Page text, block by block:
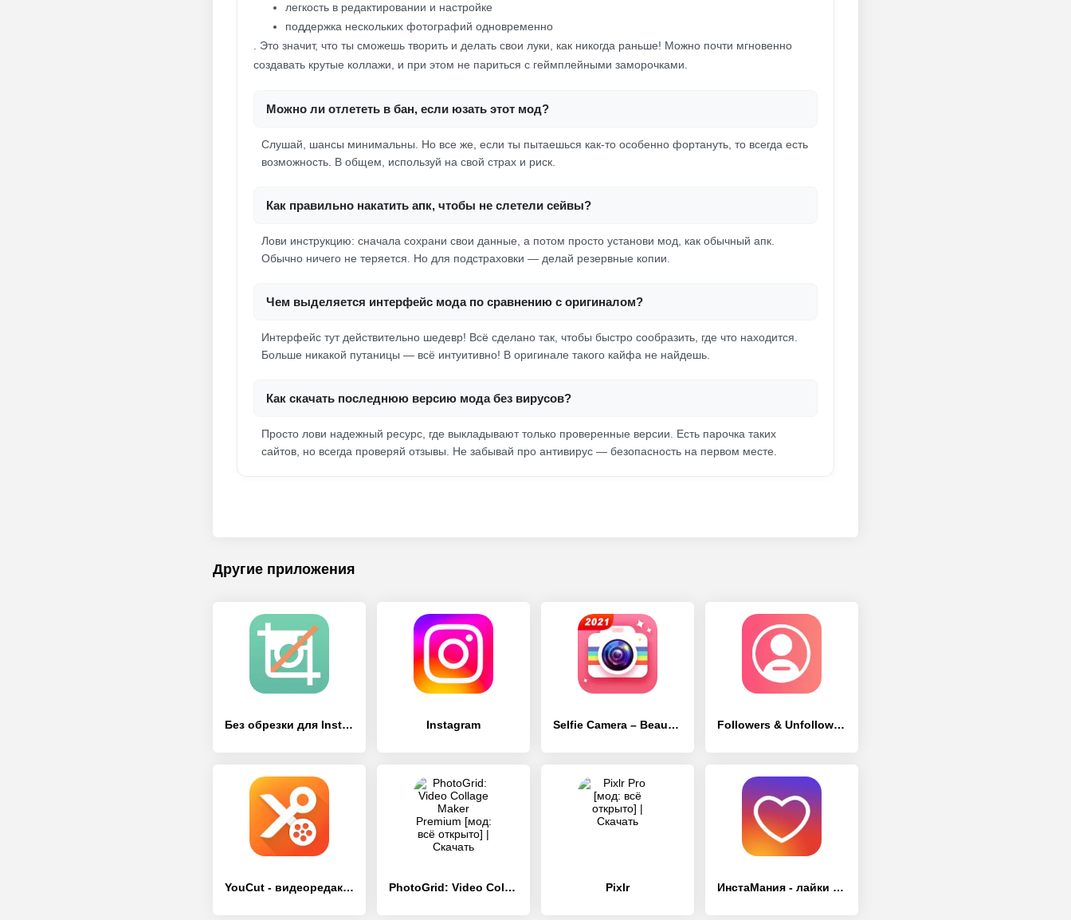
легкость в редактировании и настройке
поддержка нескольких фотографий одновременно
. Это значит, что ты сможешь творить и делать свои луки, как никогда раньше! Можно почти мгновенно
создавать крутые коллажи, и при этом не париться с геймплейными заморочками.
Можно ли отлететь в бан, если юзать этот мод?
Слушай, шансы минимальны. Но все же, если ты пытаешься как-то особенно фортануть, то всегда есть
возможность. В общем, используй на свой страх и риск.
Как правильно накатить апк, чтобы не слетели сейвы?
Лови инструкцию: сначала сохрани свои данные, а потом просто установи мод, как обычный апк.
Обычно ничего не теряется. Но для подстраховки — делай резервные копии.
Чем выделяется интерфейс мода по сравнению с оригиналом?
Интерфейс тут действительно шедевр! Всё сделано так, чтобы быстро сообразить, где что находится.
Больше никакой путаницы — всё интуитивно! В оригинале такого кайфа не найдешь.
Как скачать последнюю версию мода без вирусов?
Просто лови надежный ресурс, где выкладывают только проверенные версии. Есть парочка таких
сайтов, но всегда проверяй отзывы. Не забывай про антивирус — безопасность на первом месте.
Другие приложения
Без обрезки для Instagram Instagram Selfie Camera – Beauty Camera & Photo Editor Followers & Unfollowers
YouCut - видеоредактор, монтаж PhotoGrid: Video Collage Maker Pixlr ИнстаМания - лайки и подписчики